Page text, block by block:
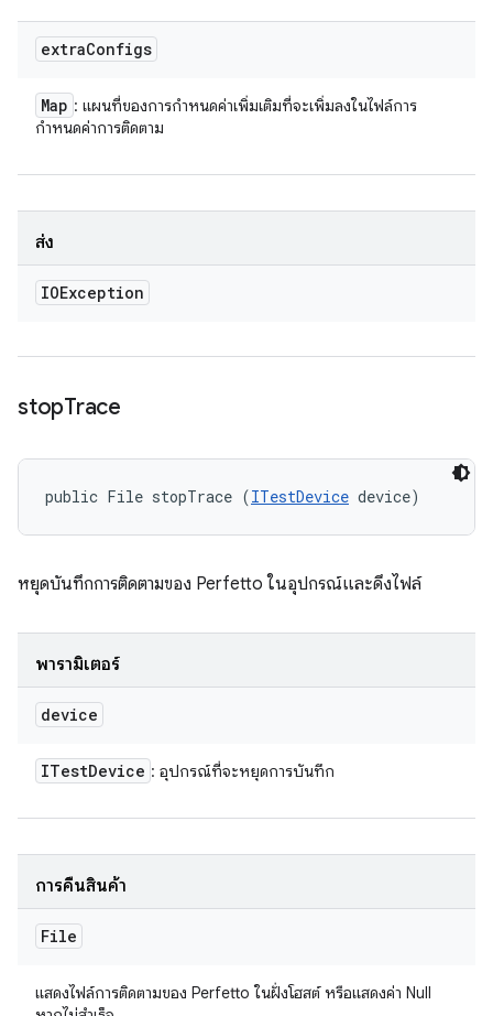
extraConfigs
Map : แผนที่ของการกำหนดค่าเพิ่มเติมที่จะเพิ่มลงในไฟล์การ
กำหนดค่าการติดตาม
ส่ง
IOException
stopTrace
public File stopTrace (ITestDevice device)
หยุดบันทึกการติดตามของ Perfetto ในอุปกรณ์และดึงไฟล์
พารามิเตอร์
device
ITestDevice : อุปกรณ์ที่จะหยุดการบันทึก
การคืนสินค้า
File
แสดงไฟล์การติดตามของ Perfetto ในฝั่งโฮสต์ หรือแสดงค่า Null